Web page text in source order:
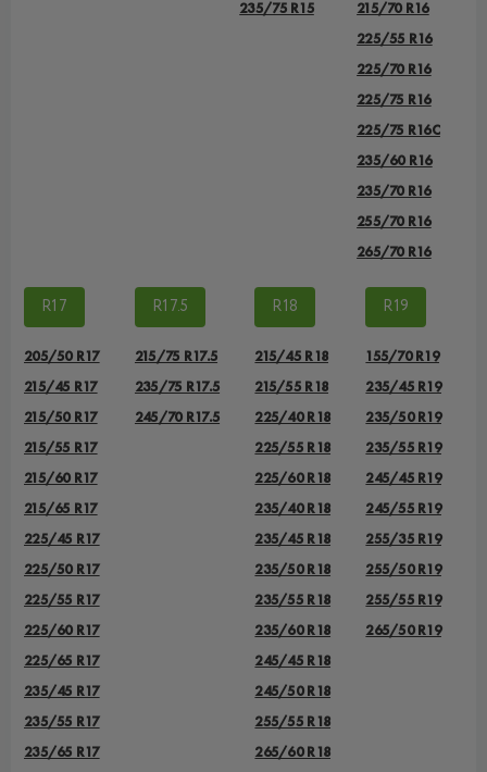
235/75 R15
215/70 R16
225/55 R16
225/70 R16
225/75 R16
225/75 R16С
235/60 R16
235/70 R16
255/70 R16
265/70 R16
R17
205/50 R17
215/45 R17
215/50 R17
215/55 R17
215/60 R17
215/65 R17
225/45 R17
225/50 R17
225/55 R17
225/60 R17
225/65 R17
235/45 R17
235/55 R17
235/65 R17
R17.5
215/75 R17.5
235/75 R17.5
245/70 R17.5
R18
215/45 R18
215/55 R18
225/40 R18
225/55 R18
225/60 R18
235/40 R18
235/45 R18
235/50 R18
235/55 R18
235/60 R18
245/45 R18
245/50 R18
255/55 R18
265/60 R18
R19
155/70 R19
235/45 R19
235/50 R19
235/55 R19
245/45 R19
245/55 R19
255/35 R19
255/50 R19
255/55 R19
265/50 R19